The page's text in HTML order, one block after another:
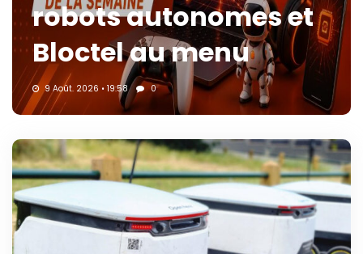
robots autonomes et
Bloctel au menu
9 Août. 2026 • 19:58 0